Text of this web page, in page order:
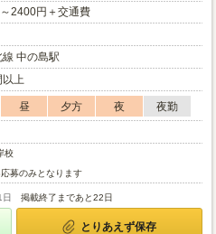
2400円＋交通費
中の島駅
以上
昼 夕方 夜
夜勤
校
募のみとなります
掲載終了まであと22日
とりあえず保存